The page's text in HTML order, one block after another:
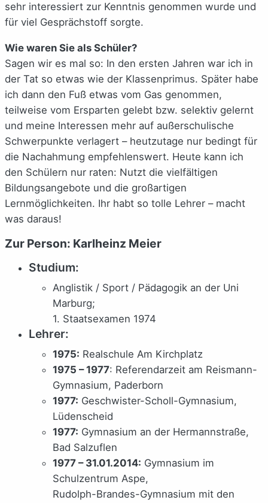
sehr interessiert zur Kenntnis genommen wurde und
für viel Gesprächstoff sorgte.
Wie waren Sie als Schüler?
Sagen wir es mal so: In den ersten Jahren war ich in
der Tat so etwas wie der Klassenprimus. Später habe
ich dann den Fuß etwas vom Gas genommen,
teilweise vom Ersparten gelebt bzw. selektiv gelernt
und meine Interessen mehr auf außerschulische
Schwerpunkte verlagert – heutzutage nur bedingt für
die Nachahmung empfehlenswert. Heute kann ich
den Schülern nur raten: Nutzt die vielfältigen
Bildungsangebote und die großartigen
Lernmöglichkeiten. Ihr habt so tolle Lehrer – macht
was daraus!
Zur Person: Karlheinz Meier
Studium:
Anglistik / Sport / Pädagogik an der Uni
Marburg;
1. Staatsexamen 1974
Lehrer:
1975: Realschule Am Kirchplatz
1975 – 1977: Referendarzeit am Reismann-
Gymnasium, Paderborn
1977: Geschwister-Scholl-Gymnasium,
Lüdenscheid
1977: Gymnasium an der Hermannstraße,
Bad Salzuflen
1977 – 31.01.2014: Gymnasium im
Schulzentrum Aspe,
Rudolph-Brandes-Gymnasium mit den